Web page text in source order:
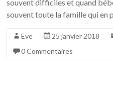
souvent difficiles et quand
souvent toute la famille qui en
Eve 25 janvier 2018
0 Commentaires